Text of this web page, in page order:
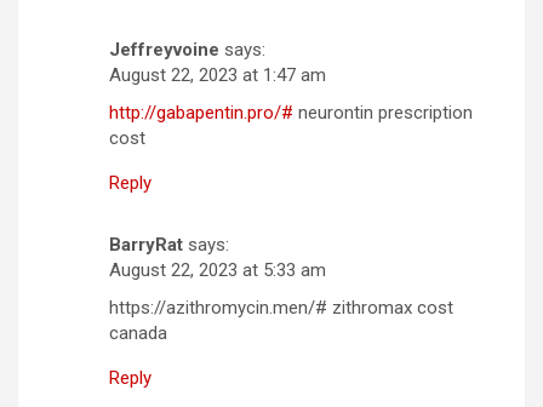
Jeffreyvoine says:
August 22, 2023 at 1:47 am
http://gabapentin.pro/# neurontin prescription
cost
Reply
BarryRat says:
August 22, 2023 at 5:33 am
https://azithromycin.men/# zithromax cost
canada
Reply